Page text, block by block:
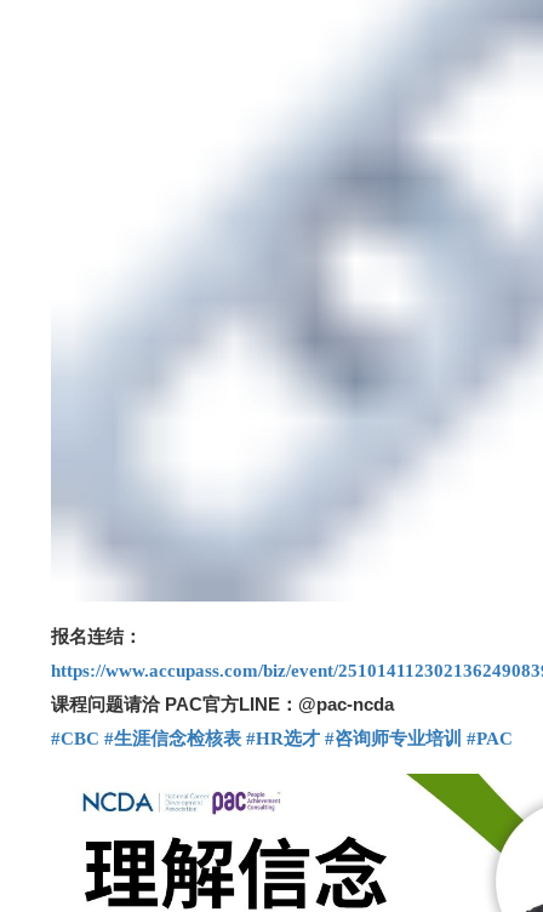
报名连结：
https://www.accupass.com/biz/event/
课程问题请洽 PAC官方LINE：@pac-ncda
#CBC #生涯信念检核表 #HR选才 #咨询师专业培训 #PAC